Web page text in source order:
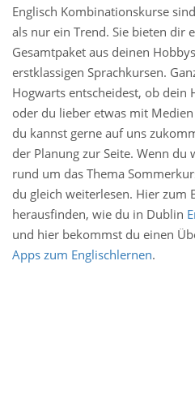
Englisch Kombinationskurse
als nur ein Trend. Sie bieten dir
Gesamtpaket aus deinen
erstklassigen Sprachkursen.
Hogwarts entscheidest, ob dein
oder du lieber etwas mit
du kannst gerne auf uns
der Planung zur Seite. Wenn
rund um das Thema
du gleich weiterlesen. Hier zum
herausfinden, wie du in Dublin
und hier bekommst du einen
Apps zum Englischlernen.